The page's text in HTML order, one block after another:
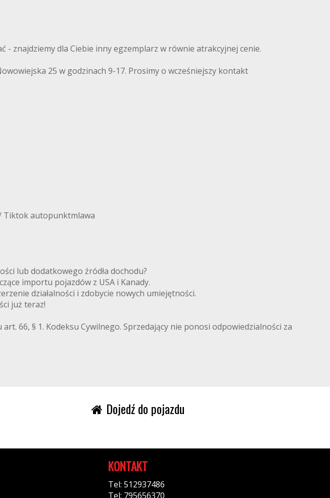
- znajdziemy dla Ciebie inny egzemplarz w równie atrakcyjnej cenie.
25 w godzinach 9-17. Prosimy o wcześniejszy kontakt
Tiktok autopunktmlawa
lub dodatkowego źródła dochodu?
importu pojazdów z USA i Kanady.
działalności i zdobycie nowych umiejętności.
już teraz!
66, § 1. Kodeksu Cywilnego. Sprzedający nie ponosi odpowiedzialności za
Dojedź do pojazdu
KONTAKT
Tel: 512937486
Tel: 795656370